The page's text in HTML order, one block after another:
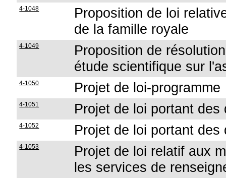
4-1048
Proposition de loi
de la famille royale
4-1049
Proposition de
étude scientifique sur
4-1050 Projet de loi-programme
4-1051 Projet de loi portant
4-1052 Projet de loi portant
4-1053
Projet de loi relatif aux
les services de